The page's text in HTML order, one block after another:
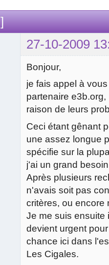
27-10-2009
Bonjour,
je fais appel à
partenaire
raison de leurs
Ceci étant gênant
une assez longue
spécifie sur la
j'ai un grand
Après plusieurs
n'avais soit pas
critères, ou encore
Je me suis ensuite
devient urgent
chance ici dans
Les Cigales.